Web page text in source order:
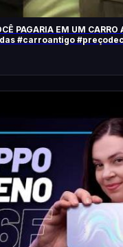
PAGARIA EM UM CARRO
#carroantigo